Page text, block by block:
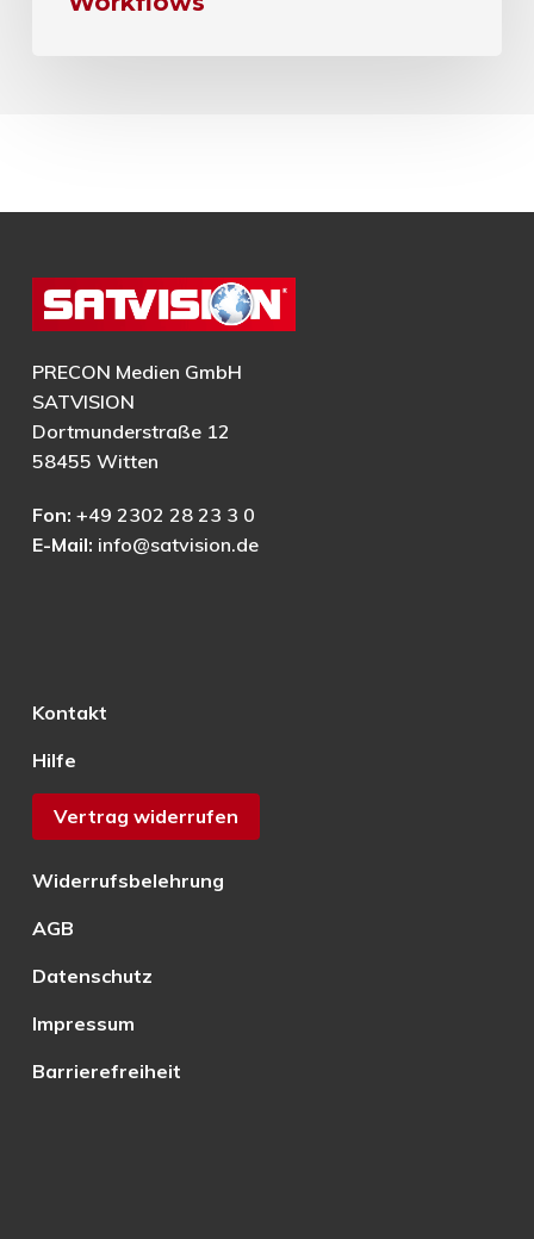
PRECON Medien GmbH
SATVISION
Dortmunderstraße 12
58455 Witten
Fon: +49 2302 28 23 3 0
E-Mail: info@satvision.de
Kontakt
Hilfe
Vertrag widerrufen
Widerrufsbelehrung
AGB
Datenschutz
Impressum
Barrierefreiheit